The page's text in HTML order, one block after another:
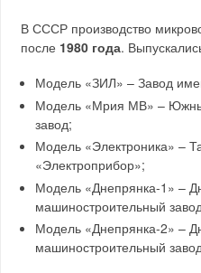
В СССР производство
после 1980 года.
Модель «ЗИЛ» – Завод
Модель «Мрия МВ» –
завод;
Модель «Электроника» –
«Электроприбор»;
Модель «Днепрянка-1» –
машиностроительный
Модель «Днепрянка-2» –
машиностроительный